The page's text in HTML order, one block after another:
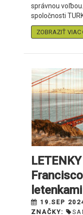
správnou
spoločnosti
ZOBRAZIŤ VIAC
19.SEP
ZNAČKY: